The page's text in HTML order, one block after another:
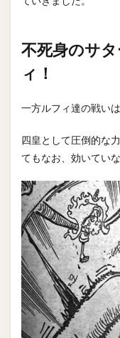
不死身のサ
ィ！
一方ルフィ達の戦い
四皇として圧倒的な
てもなお、効いてい